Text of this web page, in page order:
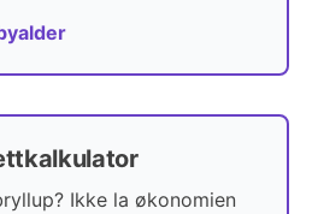
Ikke la økonomien